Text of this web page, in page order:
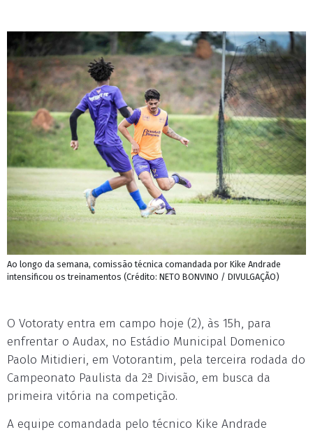
Ao longo da semana, comissão técnica comandada por Kike Andrade
intensificou os treinamentos (Crédito: NETO BONVINO / DIVULGAÇÃO)
O Votoraty entra em campo hoje (2), às 15h, para
enfrentar o Audax, no Estádio Municipal Domenico
Paolo Mitidieri, em Votorantim, pela terceira rodada do
Campeonato Paulista da 2ª Divisão, em busca da
primeira vitória na competição.
A equipe comandada pelo técnico Kike Andrade